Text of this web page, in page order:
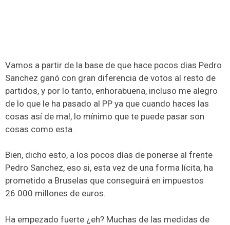
Vamos a partir de la base de que hace pocos dias Pedro
Sanchez ganó con gran diferencia de votos al resto de
partidos, y por lo tanto, enhorabuena, incluso me alegro
de lo que le ha pasado al PP ya que cuando haces las
cosas así de mal, lo mínimo que te puede pasar son
cosas como esta.
Bien, dicho esto, a los pocos días de ponerse al frente
Pedro Sanchez, eso si, esta vez de una forma lícita, ha
prometido a Bruselas que conseguirá en impuestos
26.000 millones de euros.
Ha empezado fuerte ¿eh? Muchas de las medidas de